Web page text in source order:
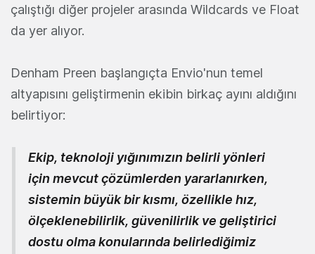
çalıştığı diğer projeler arasında Wildcards ve Float
da yer alıyor.
Denham Preen başlangıçta Envio'nun temel
altyapısını geliştirmenin ekibin birkaç ayını aldığını
belirtiyor:
Ekip, teknoloji yığınımızın belirli yönleri
için mevcut çözümlerden yararlanırken,
sistemin büyük bir kısmı, özellikle hız,
ölçeklenebilirlik, güvenilirlik ve geliştirici
dostu olma konularında belirlediğimiz